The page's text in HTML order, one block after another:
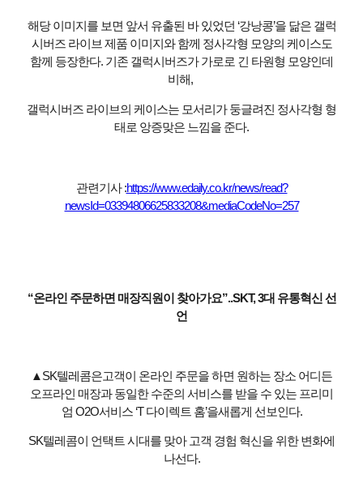
해당 이미지를 보면 앞서 유출된 바 있었던 ‘강낭콩’을 닮은 갤럭
시버즈 라이브 제품 이미지와 함께 정사각형 모양의 케이스도
함께 등장한다. 기존 갤럭시버즈가 가로로 긴 타원형 모양인데
비해,
갤럭시버즈 라이브의 케이스는 모서리가 둥글려진 정사각형 형
태로 앙증맞은 느낌을 준다.
관련기사 :https://www.edaily.co.kr/news/read?
newsId=03394806625833208&mediaCodeNo=257
“온라인 주문하면 매장직원이 찾아가요”..SKT, 3대 유통혁신 선
언
▲SK텔레콤은고객이 온라인 주문을 하면 원하는 장소 어디든
오프라인 매장과 동일한 수준의 서비스를 받을 수 있는 프리미
엄 O2O서비스 ‘T 다이렉트 홈’을새롭게 선보인다.
SK텔레콤이 언택트 시대를 맞아 고객 경험 혁신을 위한 변화에
나선다.